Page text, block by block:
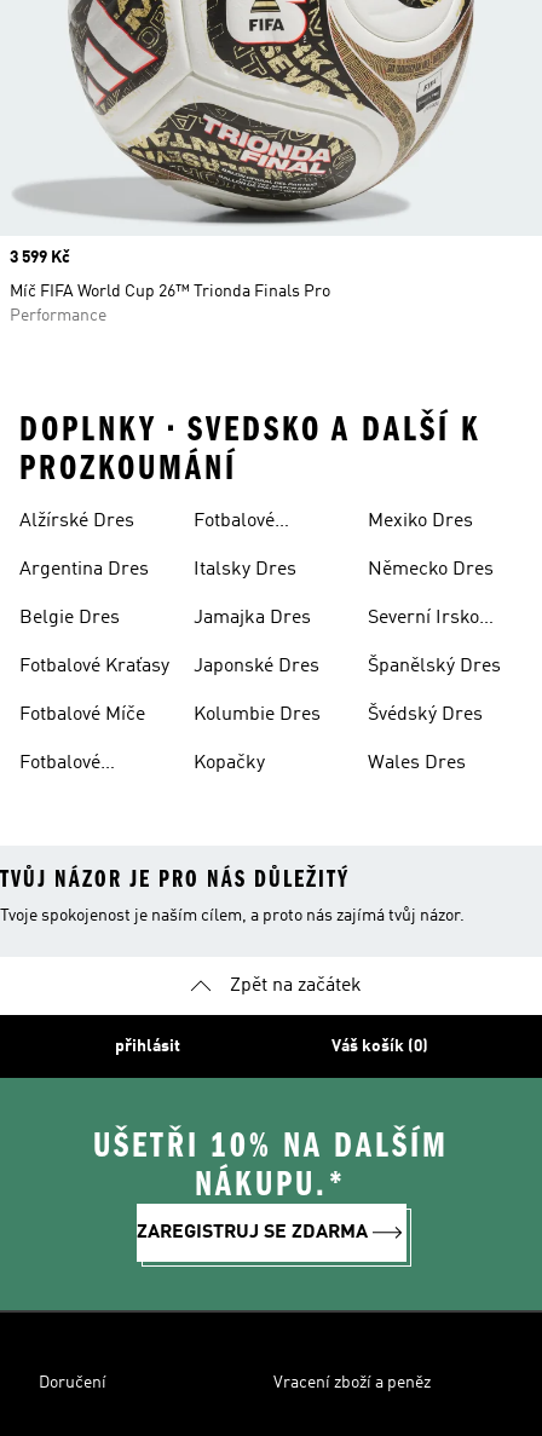
Price
3 599 Kč
Míč FIFA World Cup 26™ Trionda Finals Pro
Performance
DOPLNKY • SVEDSKO A DALŠÍ K
PROZKOUMÁNÍ
Alžírské Dres
Argentina Dres
Belgie Dres
Fotbalové Kraťasy
Fotbalové Míče
Fotbalové
Fotbalové
Italsky Dres
Jamajka Dres
Japonské Dres
Kolumbie Dres
Kopačky
Mexiko Dres
Německo Dres
Severní Irsko
Španělský Dres
Švédský Dres
Wales Dres
TVŮJ NÁZOR JE PRO NÁS DŮLEŽITÝ
Tvoje spokojenost je naším cílem, a proto nás zajímá tvůj názor.
Zpět na začátek
přihlásit Váš košík (0)
UŠETŘI 10% NA DALŠÍM
NÁKUPU.*
ZAREGISTRUJ SE ZDARMA
Doručení Vracení zboží a peněz